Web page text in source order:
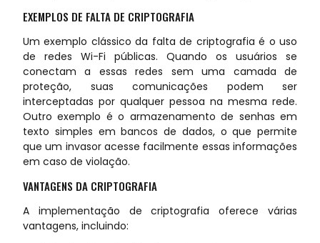
EXEMPLOS DE FALTA DE CRIPTOGRAFIA
Um exemplo clássico da falta de criptografia é o uso
de redes Wi-Fi públicas. Quando os usuários se
conectam a essas redes sem uma camada de
proteção, suas comunicações podem ser
interceptadas por qualquer pessoa na mesma rede.
Outro exemplo é o armazenamento de senhas em
texto simples em bancos de dados, o que permite
que um invasor acesse facilmente essas informações
em caso de violação.
VANTAGENS DA CRIPTOGRAFIA
A implementação de criptografia oferece várias
vantagens, incluindo: